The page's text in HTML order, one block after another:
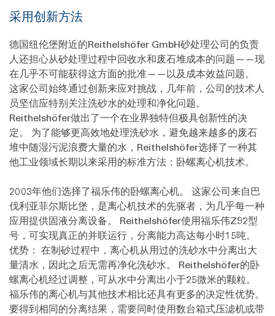
采用创新方法
德国纽伦堡附近的Reithelshöfer GmbH砂处理公司的负责
人还担心从砂处理过程中回收水和废石堆成本的问题——现
在几乎不可能获得这方面的批准——以及成本效益问题。
这家公司始终通过创新来应对挑战，几年前，公司的技术人
员坚信应特别关注洗砂水的处理和净化问题。
Reithelshöfer做出了一个在业界独特但极具创新性的决
定。 为了能够更高效地处理洗砂水，避免越来越多的废石
堆中随湿污泥浪费大量的水，Reithelshöfer选择了一种其
他工业领域长期以来采用的标准方法：卧螺离心机技术。
2003年他们选择了福乐伟的卧螺离心机。 这家公司来自巴
伐利亚菲尔斯比堡，是离心机技术的先驱者，为几乎每一种
应用提供固液分离设备。 Reithelshöfer使用福乐伟Z92型
号，可实现真正的并联运行，分离能力高达每小时15吨。
优势： 在制砂过程中，离心机从用过的洗砂水中分离出大
量清水，因此之后无需再净化洗砂水。 Reithelshöfer的卧
螺离心机经过调整，可从水中分离出小于25微米的颗粒。
福乐伟的离心机与其他技术相比还具有更多的决定性优势。
要得到相同的分离结果，需要同时使用数台箱式压滤机或带